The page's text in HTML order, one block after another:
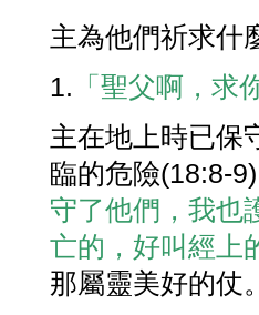
主為他們祈求什
1. 「聖父啊，
主在地上時已保
臨的危險(18:8-
守了他們，我也
亡的，好叫經上
那屬靈美好的仗